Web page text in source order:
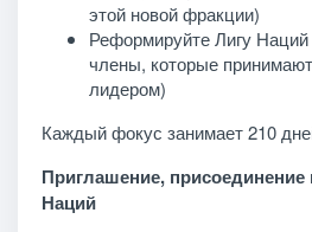
этой новой фракции)
Реформируйте Лигу
члены, которые
лидером)
Каждый фокус занимает 210
Приглашение,
Наций